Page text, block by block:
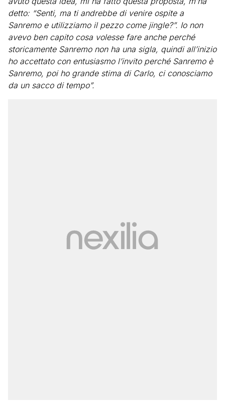
detto: “Senti, ma ti andrebbe di venire ospite a
Sanremo e utilizziamo il pezzo come jingle?”. Io non
avevo ben capito cosa volesse fare anche perché
storicamente Sanremo non ha una sigla, quindi all’inizio
ho accettato con entusiasmo l’invito perché Sanremo è
Sanremo, poi ho grande stima di Carlo, ci conosciamo
da un sacco di tempo”.